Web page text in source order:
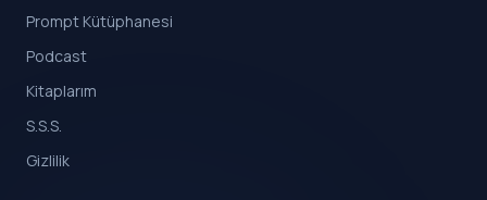
Prompt Kütüphanesi
Podcast
Kitaplarım
S.S.S.
Gizlilik